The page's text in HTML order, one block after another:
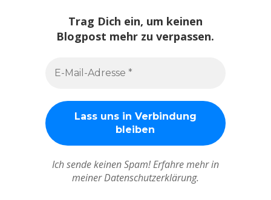
Trag Dich ein, um keinen
Blogpost mehr zu verpassen.
Ich sende keinen Spam! Erfahre mehr in
meiner Datenschutzerklärung.